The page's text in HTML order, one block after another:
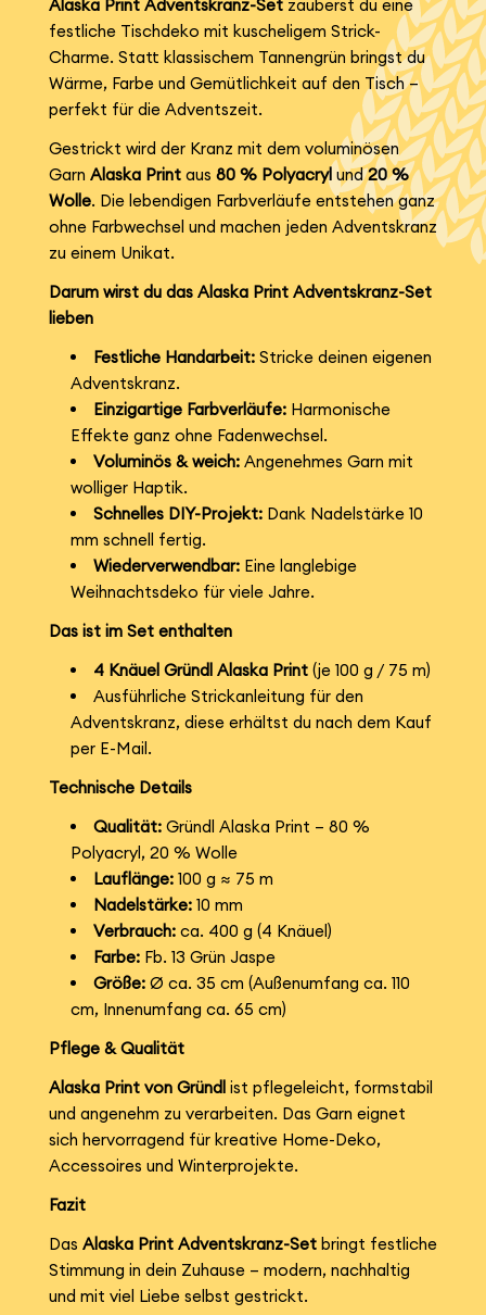
Alaska Print Adventskranz-Setzauberst du eine
festliche Tischdeko mit kuscheligem Strick-
Charme. Statt klassischem Tannengrün bringst du
Wärme, Farbe und Gemütlichkeit auf den Tisch –
perfekt für die Adventszeit.
Gestrickt wird der Kranz mit dem voluminösen
Garn Alaska Printaus 80 % Polyacrylund20 %
Wolle. Die lebendigen Farbverläufe entstehen ganz
ohne Farbwechsel und machen jeden Adventskranz
zu einem Unikat.
Darum wirst du das Alaska Print Adventskranz-Set
lieben
Festliche Handarbeit:Stricke deinen eigenen
Adventskranz.
Einzigartige Farbverläufe:Harmonische
Effekte ganz ohne Fadenwechsel.
Voluminös & weich:Angenehmes Garn mit
wolliger Haptik.
Schnelles DIY-Projekt:Dank Nadelstärke 10
mm schnell fertig.
Wiederverwendbar:Eine langlebige
Weihnachtsdeko für viele Jahre.
Das ist im Set enthalten
4 Knäuel Gründl Alaska Print(je 100 g / 75 m)
Ausführliche Strickanleitung für den
Adventskranz, diese erhältst du nach dem Kauf
per E-Mail.
Technische Details
Qualität:Gründl Alaska Print – 80 %
Polyacryl, 20 % Wolle
Lauflänge:100 g ≈ 75 m
Nadelstärke:10 mm
Verbrauch:ca. 400 g (4 Knäuel)
Farbe:Fb. 13 Grün Jaspe
Größe:Ø ca. 35 cm (Außenumfang ca. 110
cm, Innenumfang ca. 65 cm)
Pflege & Qualität
Alaska Print von Gründlist pflegeleicht, formstabil
und angenehm zu verarbeiten. Das Garn eignet
sich hervorragend für kreative Home-Deko,
Accessoires und Winterprojekte.
Fazit
Das Alaska Print Adventskranz-Setbringt festliche
Stimmung in dein Zuhause – modern, nachhaltig
und mit viel Liebe selbst gestrickt.